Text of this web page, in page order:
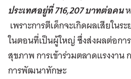
ประเทศอยู่ที่ 716,207 บาทต่อคนห
เพราะการตีเด็กจะเกิดผลเสียในร
ในตอนที่เป็นผู้ใหญ่ ซึ่งส่งผลต่อก
สุขภาพ การเข้าร่วมตลาดแรงงาน
การพัฒนาทักษะ